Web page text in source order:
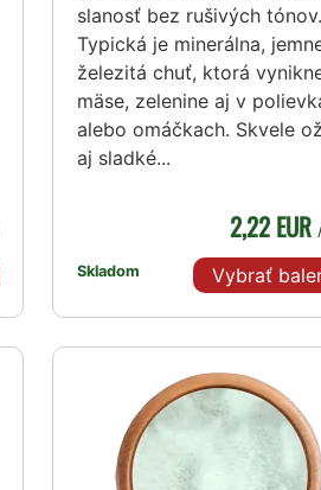
slanosť bez rušivých tónov.
Typická je minerálna,
železitá chuť, ktorá
mäse, zelenine aj v
alebo omáčkach. Skvele
aj sladké...
Skladom
2,22 EUR
Vybrať